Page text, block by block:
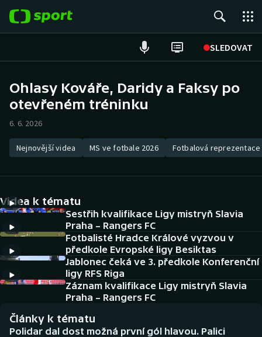
SLEDOVAT
Hokej
Atletika
DALŠÍ SPORTY
Americký fotbal
Baseball a softbal
Biatlon
NEPŘEHLÉDNĚTE
Historické návraty
Aplikace ČT sport
Ohlasy Kováře, Daridy a Faksy po
otevřeném tréninku
6. 6. 2026
Nejnovější videa MS ve fotbale 2026 Fotbalová reprezentace
Videa k tématu
Sestřih kvalifikace Ligy mistryň Slavia
Praha – Rangers FC
Fotbalisté Hradce Králové vyzvou v
předkole Evropské ligy Besiktas
Jablonec čeká ve 3. předkole Konferenční
ligy RFS Riga
Záznam kvalifikace Ligy mistryň Slavia
Praha – Rangers FC
Články k tématu
Polidar dal dost možná první gól hlavou. Palici